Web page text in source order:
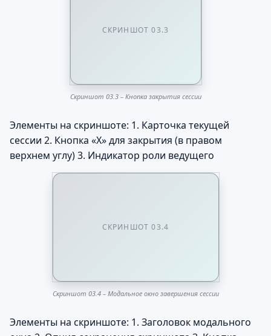
СКРИНШОТ 03.3
Скриншот 03.3 – Кнопка закрытия сессии
Элементы на скриншоте: 1. Карточка текущей
сессии 2. Кнопка «X» для закрытия (в правом
верхнем углу) 3. Индикатор роли ведущего
СКРИНШОТ 03.4
Скриншот 03.4 – Модальное окно завершения сессии
Элементы на скриншоте: 1. Заголовок модального